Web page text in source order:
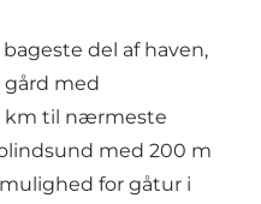
del af haven,
gård med
km til nærmeste
med 200 m
for gåtur i